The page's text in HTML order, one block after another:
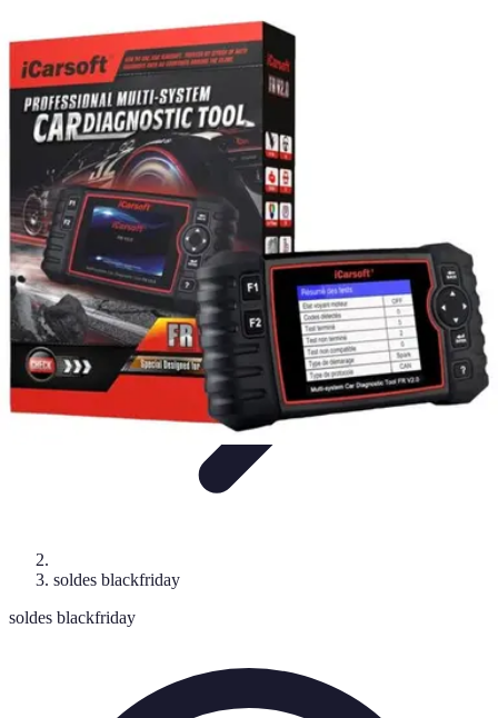
soldes blackfridayGuides et Conseils Avis d'experts
marchéComparatifs
Soldes Black Friday
soldes blackfriday
soldes blackfriday